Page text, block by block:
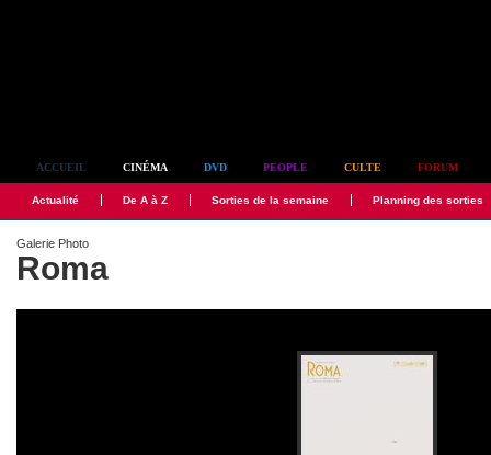
ACCUEIL CINÉMA DVD PEOPLE CULTE FORUM
Actualité De A à Z Sorties de la semaine Planning des sorties
Galerie Photo
Roma